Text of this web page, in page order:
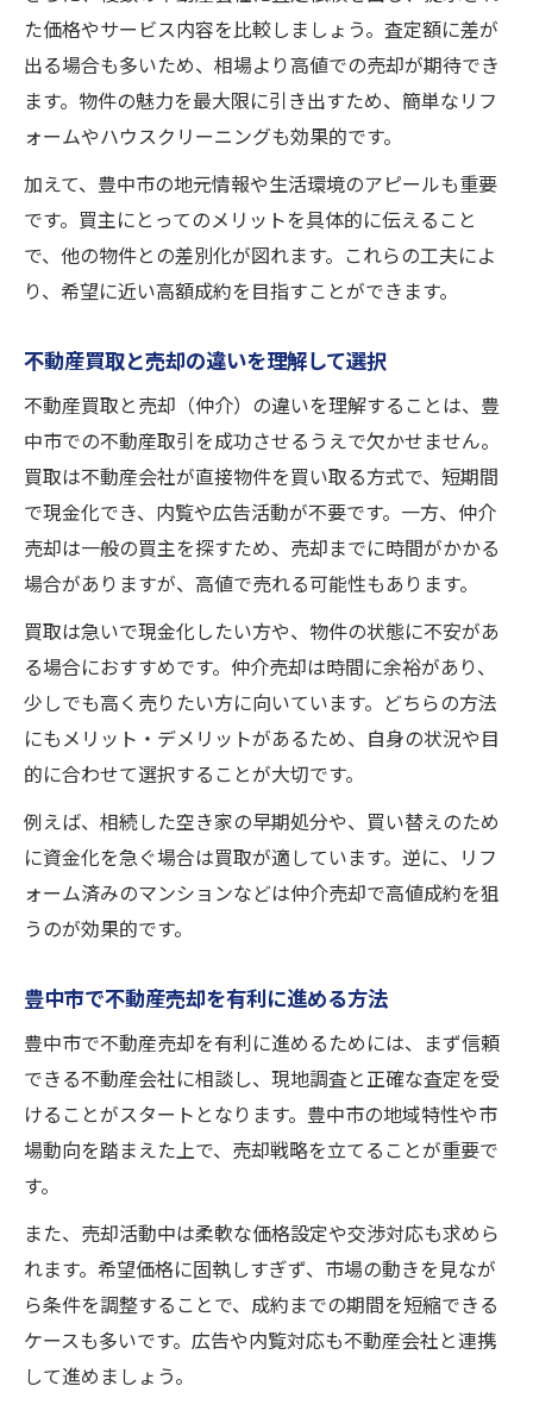
た価格やサービス内容を比較しましょう。査定額に差が
出る場合も多いため、相場より高値での売却が期待でき
ます。物件の魅力を最大限に引き出すため、簡単なリフ
ォームやハウスクリーニングも効果的です。
加えて、豊中市の地元情報や生活環境のアピールも重要
です。買主にとってのメリットを具体的に伝えること
で、他の物件との差別化が図れます。これらの工夫によ
り、希望に近い高額成約を目指すことができます。
不動産買取と売却の違いを理解して選択
不動産買取と売却（仲介）の違いを理解することは、豊
中市での不動産取引を成功させるうえで欠かせません。
買取は不動産会社が直接物件を買い取る方式で、短期間
で現金化でき、内覧や広告活動が不要です。一方、仲介
売却は一般の買主を探すため、売却までに時間がかかる
場合がありますが、高値で売れる可能性もあります。
買取は急いで現金化したい方や、物件の状態に不安があ
る場合におすすめです。仲介売却は時間に余裕があり、
少しでも高く売りたい方に向いています。どちらの方法
にもメリット・デメリットがあるため、自身の状況や目
的に合わせて選択することが大切です。
例えば、相続した空き家の早期処分や、買い替えのため
に資金化を急ぐ場合は買取が適しています。逆に、リフ
ォーム済みのマンションなどは仲介売却で高値成約を狙
うのが効果的です。
豊中市で不動産売却を有利に進める方法
豊中市で不動産売却を有利に進めるためには、まず信頼
できる不動産会社に相談し、現地調査と正確な査定を受
けることがスタートとなります。豊中市の地域特性や市
場動向を踏まえた上で、売却戦略を立てることが重要で
す。
また、売却活動中は柔軟な価格設定や交渉対応も求めら
れます。希望価格に固執しすぎず、市場の動きを見なが
ら条件を調整することで、成約までの期間を短縮できる
ケースも多いです。広告や内覧対応も不動産会社と連携
して進めましょう。